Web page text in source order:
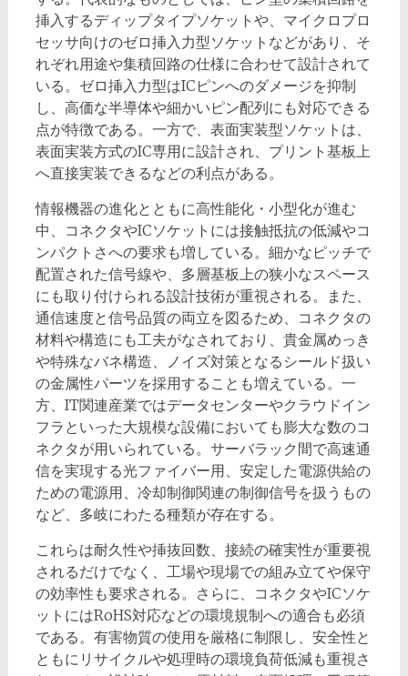
挿入するディップタイプソケットや、マイクロプロ
セッサ向けのゼロ挿入力型ソケットなどがあり、そ
れぞれ用途や集積回路の仕様に合わせて設計されて
いる。ゼロ挿入力型はICピンへのダメージを抑制
し、高価な半導体や細かいピン配列にも対応できる
点が特徴である。一方で、表面実装型ソケットは、
表面実装方式のIC専用に設計され、プリント基板上
へ直接実装できるなどの利点がある。
情報機器の進化とともに高性能化・小型化が進む
中、コネクタやICソケットには接触抵抗の低減やコ
ンパクトさへの要求も増している。細かなピッチで
配置された信号線や、多層基板上の狭小なスペース
にも取り付けられる設計技術が重視される。また、
通信速度と信号品質の両立を図るため、コネクタの
材料や構造にも工夫がなされており、貴金属めっき
や特殊なバネ構造、ノイズ対策となるシールド扱い
の金属性パーツを採用することも増えている。一
方、IT関連産業ではデータセンターやクラウドイン
フラといった大規模な設備においても膨大な数のコ
ネクタが用いられている。サーバラック間で高速通
信を実現する光ファイバー用、安定した電源供給の
ための電源用、冷却制御関連の制御信号を扱うもの
など、多岐にわたる種類が存在する。
これらは耐久性や挿抜回数、接続の確実性が重要視
されるだけでなく、工場や現場での組み立てや保守
の効率性も要求される。さらに、コネクタやICソケ
ットにはRoHS対応などの環境規制への適合も必須
である。有害物質の使用を厳格に制限し、安全性と
ともにリサイクルや処理時の環境負荷低減も重視さ